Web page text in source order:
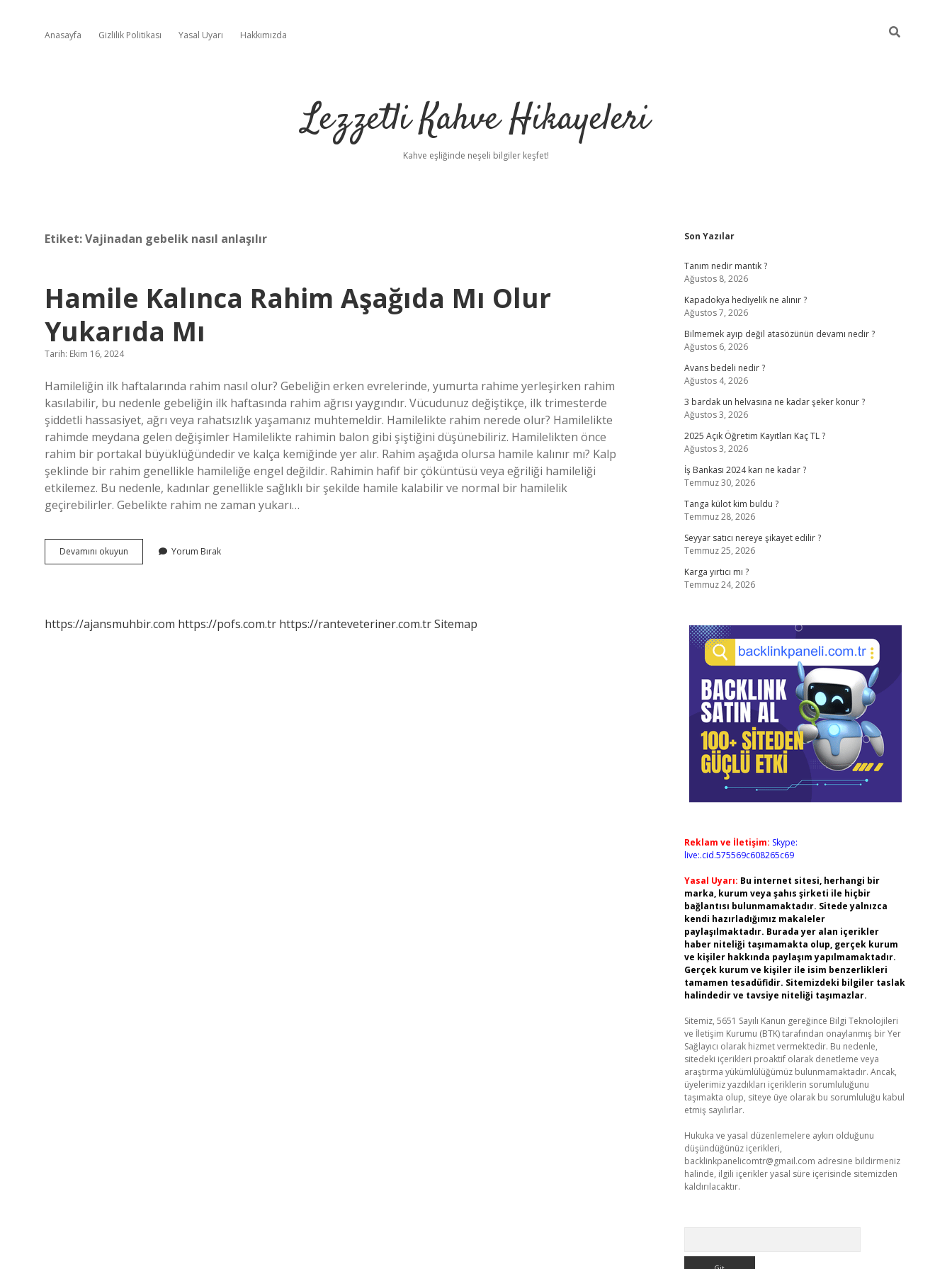
Anasayfa Gizlilik Politikası Yasal Uyarı Hakkımızda
Lezzetli Kahve Hikayeleri
Kahve eşliğinde neşeli bilgiler keşfet!
Etiket:Vajinadan gebelik nasıl anlaşılır
Hamile Kalınca Rahim Aşağıda Mı Olur
Yukarıda Mı
Tarih: Ekim 16, 2024
Hamileliğin ilk haftalarında rahim nasıl olur? Gebeliğin erken evrelerinde, yumurta rahime yerleşirken rahim
kasılabilir, bu nedenle gebeliğin ilk haftasında rahim ağrısı yaygındır. Vücudunuz değiştikçe, ilk trimesterde
şiddetli hassasiyet, ağrı veya rahatsızlık yaşamanız muhtemeldir. Hamilelikte rahim nerede olur? Hamilelikte
rahimde meydana gelen değişimler Hamilelikte rahimin balon gibi şiştiğini düşünebiliriz. Hamilelikten önce
rahim bir portakal büyüklüğündedir ve kalça kemiğinde yer alır. Rahim aşağıda olursa hamile kalınır mı? Kalp
şeklinde bir rahim genellikle hamileliğe engel değildir. Rahimin hafif bir çöküntüsü veya eğriliği hamileliği
etkilemez. Bu nedenle, kadınlar genellikle sağlıklı bir şekilde hamile kalabilir ve normal bir hamilelik
geçirebilirler. Gebelikte rahim ne zaman yukarı…
Devamını okuyun
Kalınca
Yukarıda
Yorum Bırak
https://ajansmuhbir.com https://pofs.com.tr https://ranteveteriner.com.trSitemap
Sidebar
Son Yazılar
Tanım nedir mantık ?
Ağustos 8, 2026
Kapadokya hediyelik ne alınır ?
Ağustos 7, 2026
Bilmemek ayıp değil atasözünün devamı nedir ?
Ağustos 6, 2026
Avans bedeli nedir ?
Ağustos 4, 2026
3 bardak un helvasına ne kadar şeker konur ?
Ağustos 3, 2026
2025 Açık Öğretim Kayıtları Kaç TL ?
Ağustos 3, 2026
İş Bankası 2024 karı ne kadar ?
Temmuz 30, 2026
Tanga külot kim buldu ?
Temmuz 28, 2026
Seyyar satıcı nereye şikayet edilir ?
Temmuz 25, 2026
Karga yırtıcı mı ?
Temmuz 24, 2026
Reklam ve İletişim: Skype:
live:.cid.575569c608265c69
Yasal Uyarı: Bu internet sitesi, herhangi bir
marka, kurum veya şahıs şirketi ile hiçbir
bağlantısı bulunmamaktadır. Sitede yalnızca
kendi hazırladığımız makaleler
paylaşılmaktadır. Burada yer alan içerikler
haber niteliği taşımamakta olup, gerçek kurum
ve kişiler hakkında paylaşım yapılmamaktadır.
Gerçek kurum ve kişiler ile isim benzerlikleri
tamamen tesadüfidir. Sitemizdeki bilgiler taslak
halindedir ve tavsiye niteliği taşımazlar.
Sitemiz, 5651 Sayılı Kanun gereğince Bilgi Teknolojileri
ve İletişim Kurumu (BTK) tarafından onaylanmış bir Yer
Sağlayıcı olarak hizmet vermektedir. Bu nedenle,
sitedeki içerikleri proaktif olarak denetleme veya
araştırma yükümlülüğümüz bulunmamaktadır. Ancak,
üyelerimiz yazdıkları içeriklerin sorumluluğunu
taşımakta olup, siteye üye olarak bu sorumluluğu kabul
etmiş sayılırlar.
Hukuka ve yasal düzenlemelere aykırı olduğunu
düşündüğünüz içerikleri,
backlinkpanelicomtr@gmail.com adresine bildirmeniz
halinde, ilgili içerikler yasal süre içerisinde sitemizden
kaldırılacaktır.